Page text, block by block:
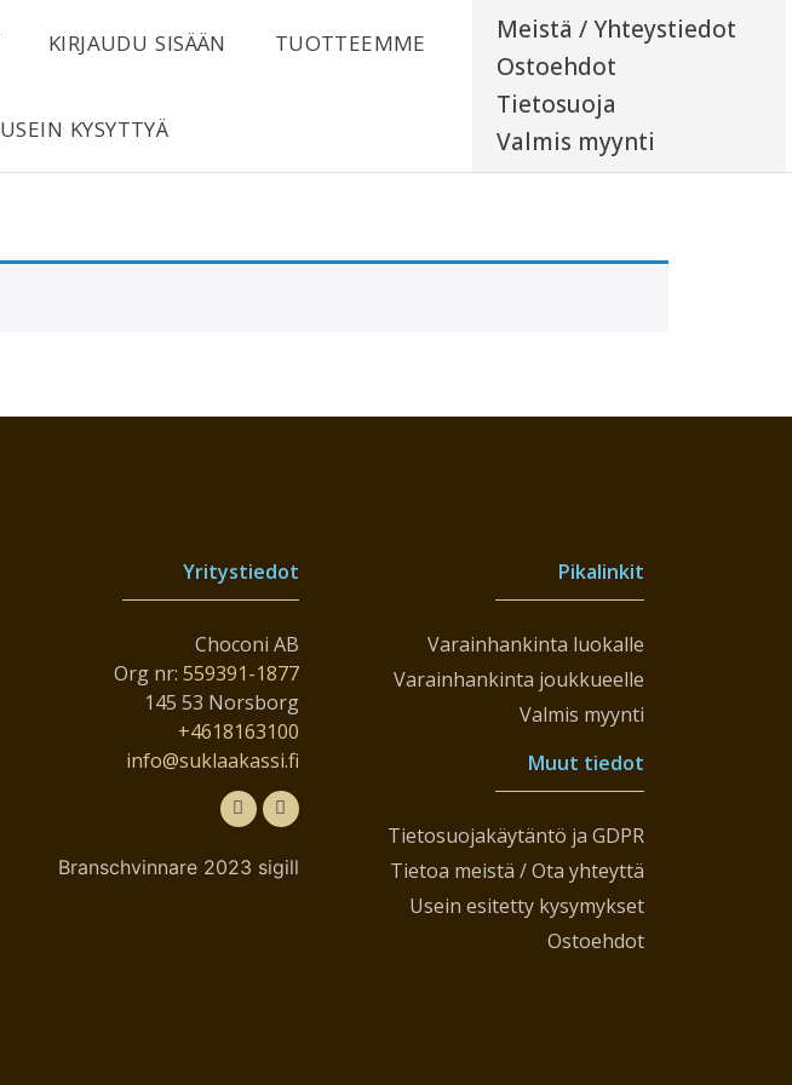
KIRJAUDU SISÄÄN TUOTTEEMME
USEIN KYSYTTYÄ
Meistä / Yhteystiedot
Ostoehdot
Tietosuoja
Valmis myynti
Yritystiedot
Choconi AB
Org nr: 559391-1877
145 53 Norsborg
+4618163100
info@suklaakassi.fi
Pikalinkit
Varainhankinta luokalle
Varainhankinta joukkueelle
Valmis myynti
Muut tiedot
Tietosuojakäytäntö ja GDPR
Tietoa meistä / Ota yhteyttä
Usein esitetty kysymykset
Ostoehdot